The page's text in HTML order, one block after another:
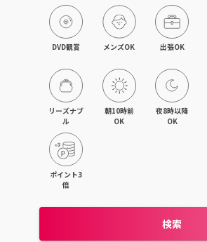
錦糸町・小岩・青砥
吉祥寺・荻窪・三鷹
立川・国立・国分寺
八王子・日野・昭島
日暮里・駒込・千駄木
DVD観賞 メンズOK 出張OK
リーズナブ
ル
朝10時前
OK
夜8時以降
OK
ポイント3
倍
検索